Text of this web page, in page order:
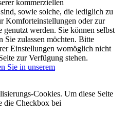
kommerziellen
sowie solche, die lediglich zu
Komforteinstellungen oder zur
werden. Sie können selbst
Sie zulassen möchten. Bitte
Einstellungen womöglich nicht
zur Verfügung stehen.
Sie in unserem
Cookies. Um diese Seite
die Checkbox bei